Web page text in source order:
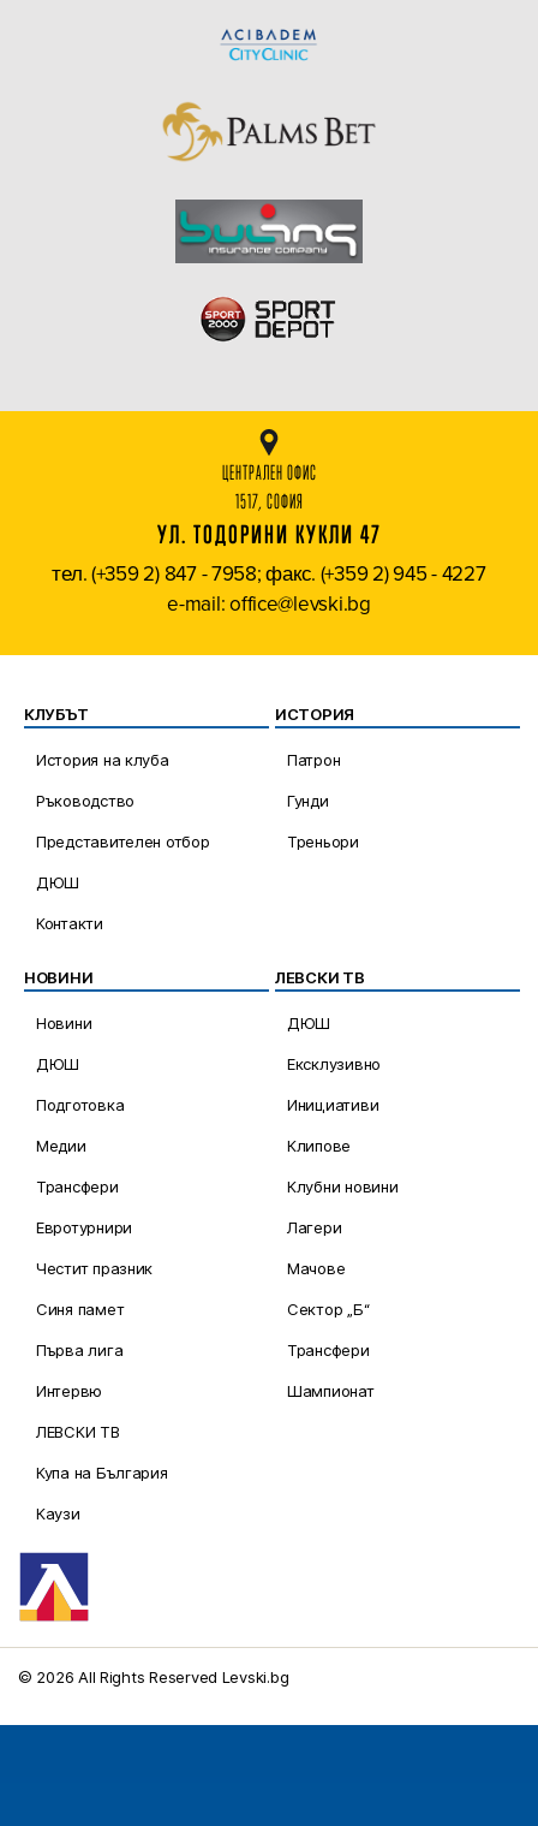
ЦЕНТРАЛЕН ОФИС
1517, СОФИЯ
УЛ. ТОДОРИНИ КУКЛИ 47
тел. (+359 2) 847 - 7958; факс. (+359 2) 945 - 4227
e-mail: office@levski.bg
КЛУБЪТ
История на клуба
Ръководство
Представителен отбор
ДЮШ
Контакти
ИСТОРИЯ
Патрон
Гунди
Треньори
НОВИНИ
Новини
ДЮШ
Подготовка
Медии
Трансфери
Евротурнири
Честит празник
Синя памет
Първа лига
Интервю
ЛЕВСКИ ТВ
Купа на България
Каузи
ЛЕВСКИ ТВ
ДЮШ
Ексклузивно
Инициативи
Клипове
Клубни новини
Лагери
Мачове
Сектор „Б“
Трансфери
Шампионат
© 2026 All Rights Reserved Levski.bg